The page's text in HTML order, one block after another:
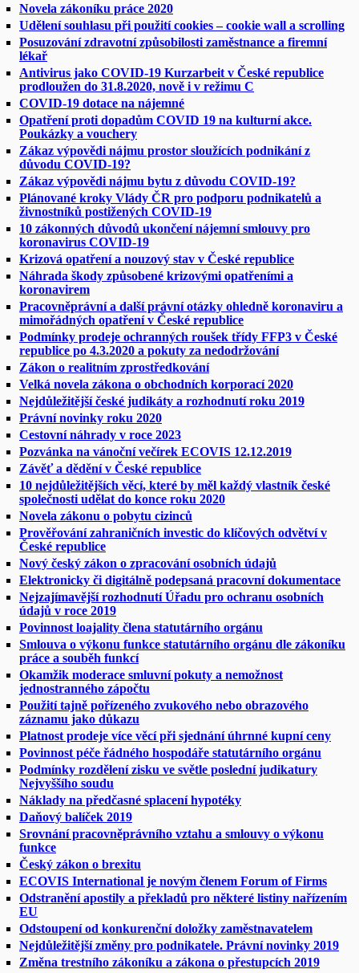
Novela zákoníku práce 2020
Udělení souhlasu při použití cookies – cookie wall a scrolling
Posuzování zdravotní způsobilosti zaměstnance a firemní
lékař
Antivirus jako COVID-19 Kurzarbeit v České republice
prodloužen do 31.8.2020, nově i v režimu C
COVID-19 dotace na nájemné
Opatření proti dopadům COVID 19 na kulturní akce.
Poukázky a vouchery
Zákaz výpovědi nájmu prostor sloužících podnikání z
důvodu COVID-19?
Zákaz výpovědi nájmu bytu z důvodu COVID-19?
Plánované kroky Vlády ČR pro podporu podnikatelů a
živnostníků postižených COVID-19
10 zákonných důvodů ukončení nájemní smlouvy pro
koronavirus COVID-19
Krizová opatření a nouzový stav v České republice
Náhrada škody způsobené krizovými opatřeními a
koronavirem
Pracovněprávní a další právní otázky ohledně koronaviru a
mimořádných opatření v České republice
Podmínky prodeje ochranných roušek třídy FFP3 v České
republice po 4.3.2020 a pokuty za nedodržování
Zákon o realitním zprostředkování
Velká novela zákona o obchodních korporací 2020
Nejdůležitější české judikáty a rozhodnutí roku 2019
Právní novinky roku 2020
Cestovní náhrady v roce 2023
Pozvánka na vánoční večírek ECOVIS 12.12.2019
Závěť a dědění v České republice
10 nejdůležitějších věcí, které by měl každý vlastník české
společnosti udělat do konce roku 2020
Novela zákonu o pobytu cizinců
Prověřování zahraničních investic do klíčových odvětví v
České republice
Nový český zákon o zpracování osobních údajů
Elektronicky či digitálně podepsaná pracovní dokumentace
Nejzajímavější rozhodnutí Úřadu pro ochranu osobních
údajů v roce 2019
Povinnost loajality člena statutárního orgánu
Smlouva o výkonu funkce statutárního orgánu dle zákoníku
práce a souběh funkcí
Okamžik moderace smluvní pokuty a nemožnost
jednostranného zápočtu
Použití tajně pořízeného zvukového nebo obrazového
záznamu jako důkazu
Platnost prodeje více věcí při sjednání úhrnné kupní ceny
Povinnost péče řádného hospodáře statutárního orgánu
Podmínky rozdělení zisku ve světle poslední judikatury
Nejvyššího soudu
Náklady na předčasné splacení hypotéky
Daňový balíček 2019
Srovnání pracovněprávního vztahu a smlouvy o výkonu
funkce
Český zákon o brexitu
ECOVIS International je novým členem Forum of Firms
Odstranění apostily a překladů pro některé listiny nařízením
EU
Odstoupení od konkurenční doložky zaměstnavatelem
Nejdůležitější změny pro podnikatele. Právní novinky 2019
Změna trestního zákoníku a zákona o přestupcích 2019